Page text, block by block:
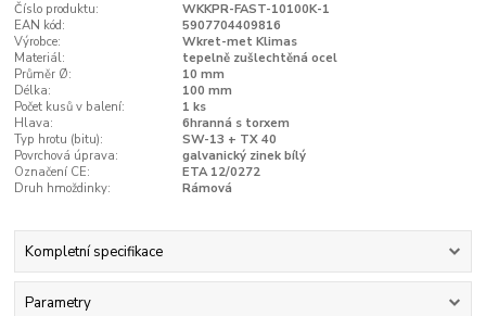
Číslo produktu:
WKKPR-FAST-10100K-1
EAN kód:
5907704409816
Výrobce:
Wkret-met Klimas
Materiál:
tepelně zušlechtěná ocel
Průměr Ø:
10 mm
Délka:
100 mm
Počet kusů v balení:
1 ks
Hlava:
6hranná s torxem
Typ hrotu (bitu):
SW-13 + TX 40
Povrchová úprava:
galvanický zinek bílý
Označení CE:
ETA 12/0272
Druh hmoždinky:
Rámová
Kompletní specifikace
Parametry